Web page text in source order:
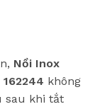
Nồi Inox
không
sau khi tắt